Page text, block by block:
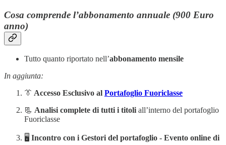
Cosa comprende l’abbonamento annuale (900 Euro
anno)
Tutto quanto riportato nell’abbonamento mensile
In aggiunta:
👔 Accesso Esclusivo al Portafoglio Fuoriclasse
📃 Analisi complete di tutti i titoli all’interno del portafoglio
Fuoriclasse
🖥️ Incontro con i Gestori del portafoglio - Evento online di